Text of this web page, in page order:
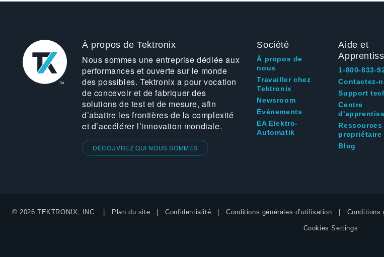
À propos de Tektronix
Nous sommes une entreprise dédiée aux
performances et ouverte sur le monde
des possibles. Tektronix a pour vocation
de concevoir et de fabriquer des
solutions de test et de mesure, afin
d’abattre les frontières de la complexité
et d’accélérer l’innovation mondiale.
DÉCOUVREZ QUI NOUS SOMMES
Société
À propos de
nous
Travailler chez
Tektronix
Newsroom
Événements
EA Elektro-
Automatik
Aide et
1-800-833-
Contactez-
Support
Centre
Ressources
propriétaire
Blog
© 2026 TEKTRONIX, INC. Plan du site Confidentialité Conditions générales d’utilisation Conditions
Cookies Settings